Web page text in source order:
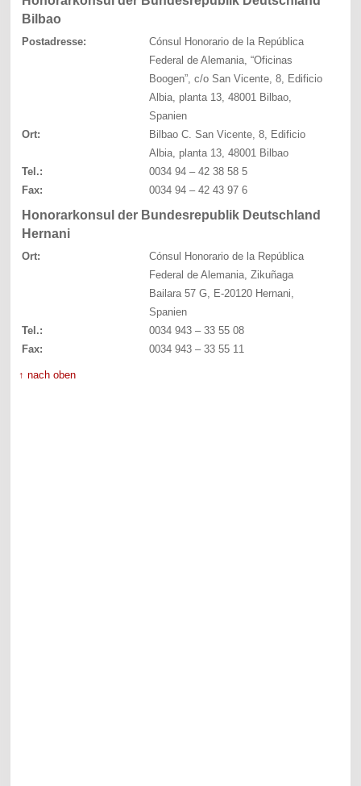
Bilbao
Postadresse:
Cónsul Honorario de la República
Federal de Alemania, “Oficinas
Boogen”, c/o San Vicente, 8, Edificio
Albia, planta 13, 48001 Bilbao,
Spanien
Ort:
Bilbao C. San Vicente, 8, Edificio
Albia, planta 13, 48001 Bilbao
Tel.:
0034 94 – 42 38 58 5
Fax:
0034 94 – 42 43 97 6
Honorarkonsul der Bundesrepublik Deutschland
Hernani
Ort:
Cónsul Honorario de la República
Federal de Alemania, Zikuñaga
Bailara 57 G, E-20120 Hernani,
Spanien
Tel.:
0034 943 – 33 55 08
Fax:
0034 943 – 33 55 11
↑ nach oben